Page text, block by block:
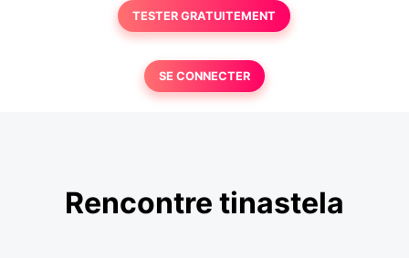
TESTER GRATUITEMENT
SE CONNECTER
Rencontre tinastela